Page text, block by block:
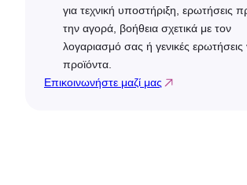
για τεχνική υποστήριξη, ερωτήσεις
την αγορά, βοήθεια σχετικά με τον
λογαριασμό σας ή γενικές ερωτήσεις
προϊόντα.
Επικοινωνήστε μαζί μας